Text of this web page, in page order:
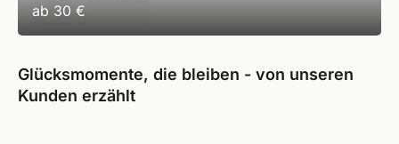
ab 30 €
Glücksmomente, die bleiben - von unseren
Kunden erzählt